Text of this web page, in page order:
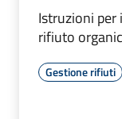
Istruzioni
rifiuto
Gestione rifiuti